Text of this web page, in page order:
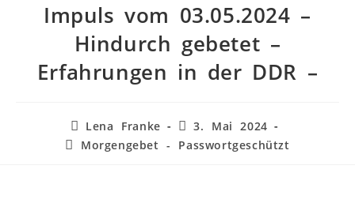
Impuls vom 03.05.2024 –
Hindurch gebetet –
Erfahrungen in der DDR –
Lena Franke
3. Mai 2024
Morgengebet - Passwortgeschützt